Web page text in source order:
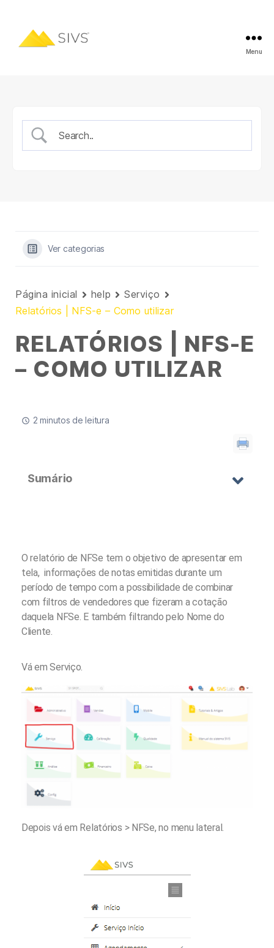
Menu
Ver categorias
Página inicial help
Serviço
Relatórios | NFS-e – Como utilizar
RELATÓRIOS | NFS-E
– COMO UTILIZAR
2 minutos de leitura
Sumário
O relatório de NFSe tem o objetivo de apresentar em
tela, informações de notas emitidas durante um
período de tempo com a possibilidade de combinar
com filtros de vendedores que fizeram a cotação
daquela NFSe. E também filtrando pelo Nome do
Cliente.
Vá em Serviço.
Depois vá em Relatórios > NFSe, no menu lateral.